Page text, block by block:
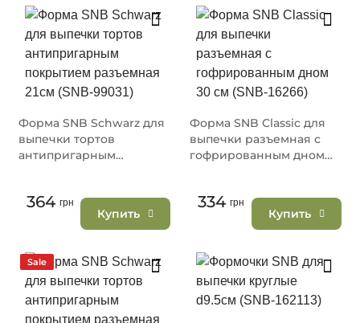
Форма SNB Schwarz для
выпечки тортов
антипригарным
364 грн
Купить
Форма SNB Classic для
выпечки разъемная с
гофрированным дном
334 грн
Купить
Sale